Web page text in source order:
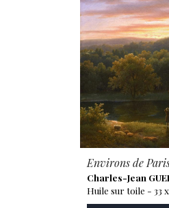
Environs de
Charles-Jean
Huile sur toile - 33